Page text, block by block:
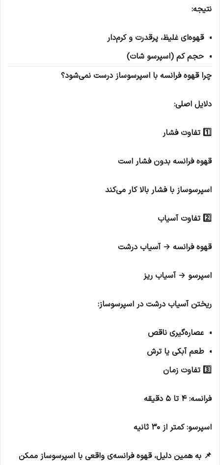
نتیجه:
قهوه‌ای غلیظ، پرقدرت و کرم‌دار
حجم کم (اسپرسو شات)
چرا قهوه فرانسه با اسپرسوساز درست نمی‌شود؟
دلایل اصلی:
1️⃣ تفاوت فشار
قهوه فرانسه بدون فشار است
اسپرسوساز با فشار بالا کار می‌کند
2️⃣ تفاوت آسیاب
قهوه فرانسه → آسیاب درشت
اسپرسو → آسیاب ریز
ریختن آسیاب درشت در اسپرسوساز:
عصاره‌گیری ناقص
طعم آبکی یا ترش
3️⃣ تفاوت زمان
فرانسه: 4 تا 5 دقیقه
اسپرسو: کمتر از 30 ثانیه
📌 به همین دلیل، قهوه فرانسه‌ی واقعی با اسپرسوساز ممکن